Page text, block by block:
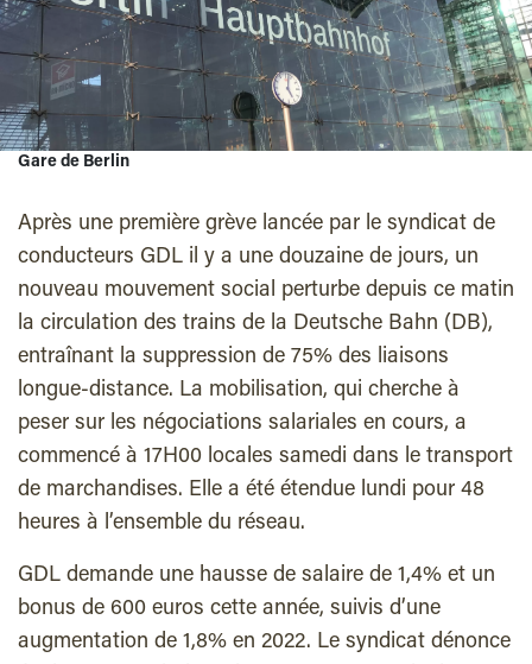
Gare de Berlin
Après une première grève lancée par le syndicat de
conducteurs GDL il y a une douzaine de jours, un
nouveau mouvement social perturbe depuis ce matin
la circulation des trains de la Deutsche Bahn (DB),
entraînant la suppression de 75% des liaisons
longue-distance. La mobilisation, qui cherche à
peser sur les négociations salariales en cours, a
commencé à 17H00 locales samedi dans le transport
de marchandises. Elle a été étendue lundi pour 48
heures à l’ensemble du réseau.
GDL demande une hausse de salaire de 1,4% et un
bonus de 600 euros cette année, suivis d’une
augmentation de 1,8% en 2022. Le syndicat dénonce